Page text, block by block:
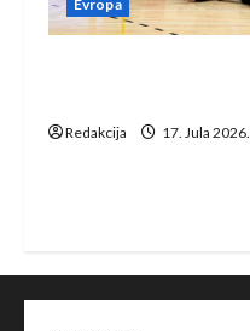
Evropa
Redakcija 17. Jula 2026.